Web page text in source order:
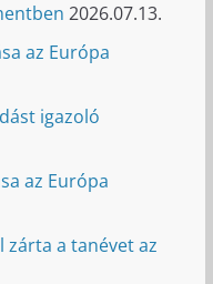
2026.07.13.
az Európa
igazoló
az Európa
zárta a tanévet az